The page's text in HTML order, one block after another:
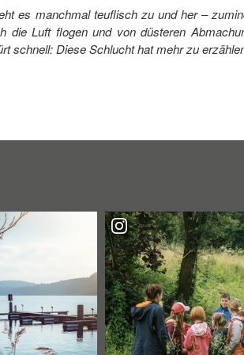
es manchmal teuflisch zu und her –
die Luft flogen und von düsteren
schnell: Diese Schlucht hat mehr zu